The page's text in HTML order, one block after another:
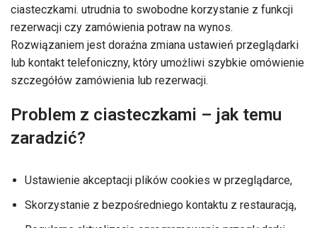
ciasteczkami. utrudnia to swobodne korzystanie z funkcji
rezerwacji czy zamówienia potraw na wynos.
Rozwiązaniem jest doraźna zmiana ustawień przeglądarki
lub kontakt telefoniczny, który umożliwi szybkie omówienie
szczegółów zamówienia lub rezerwacji.
Problem z ciasteczkami – jak temu
zaradzić?
Ustawienie akceptacji plików cookies w przeglądarce,
Skorzystanie z bezpośredniego kontaktu z restauracją,